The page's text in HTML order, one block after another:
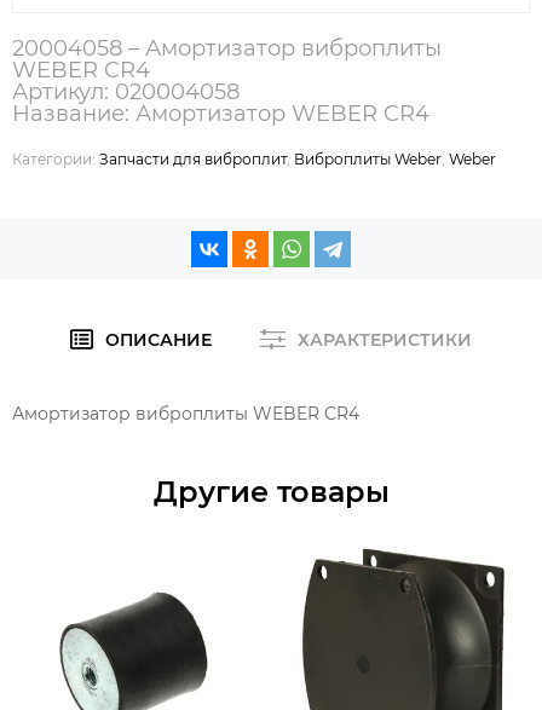
20004058 – Амортизатор виброплиты
WEBER CR4
Артикул: 020004058
Название: Амортизатор WEBER CR4
Категории: Запчасти для виброплит, Виброплиты Weber Weber
ОПИСАНИЕ ХАРАКТЕРИСТИКИ
Амортизатор виброплиты WEBER CR4
Другие товары